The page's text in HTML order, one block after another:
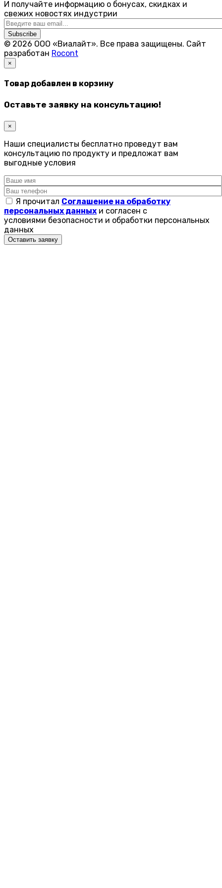
И получайте информацию о бонусах, скидках и
свежих новостях индустрии
Subscribe
© 2026 ООО «Виалайт». Все права защищены. Cайт
разработан Rocont
×
Товар добавлен в корзину
Оставьте заявку на консультацию!
×
Наши специалисты бесплатно проведут вам
консультацию по продукту и предложат вам
выгодные условия
Я прочитал Соглашение на обработку
персональных данных и согласен с
условиями безопасности и обработки персональных
данных
Оставить заявку